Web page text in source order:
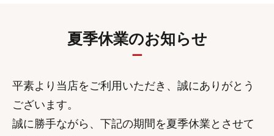
夏季休業のお知らせ
平素より当店をご利用いただき、誠にありがとう
ございます。
誠に勝手ながら、下記の期間を夏季休業とさせて